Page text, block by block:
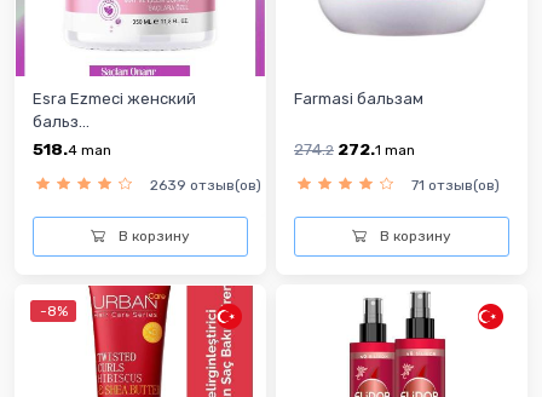
Esra Ezmeci женский
бальз...
518.4 man
2639 отзыв(ов)
В корзину
Farmasi бальзам
274.2 272.1 man
71 отзыв(ов)
В корзину
-8%